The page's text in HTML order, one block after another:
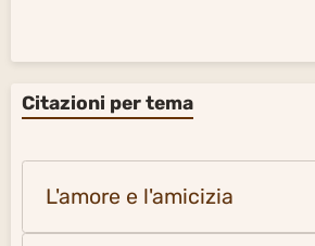
Citazioni per tema
L'amore e l'amicizia